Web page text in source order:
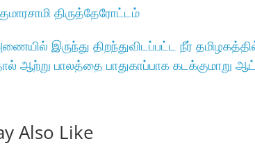
திருத்தேரோட்டம்
இருந்து திறந்துவிடப்பட்ட நீர்
ஆற்று பாலத்தை பாதுகாப்பாக
Also Like